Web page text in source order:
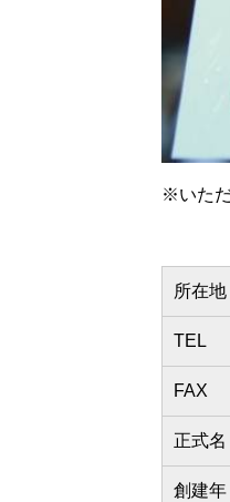
※いた
所在地
TEL
FAX
正式名
創建年